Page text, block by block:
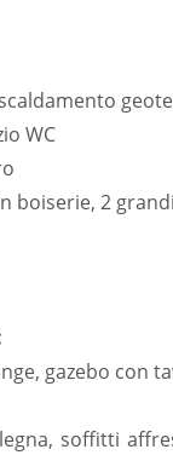
WC
boiserie, 2
gazebo con
soffitti